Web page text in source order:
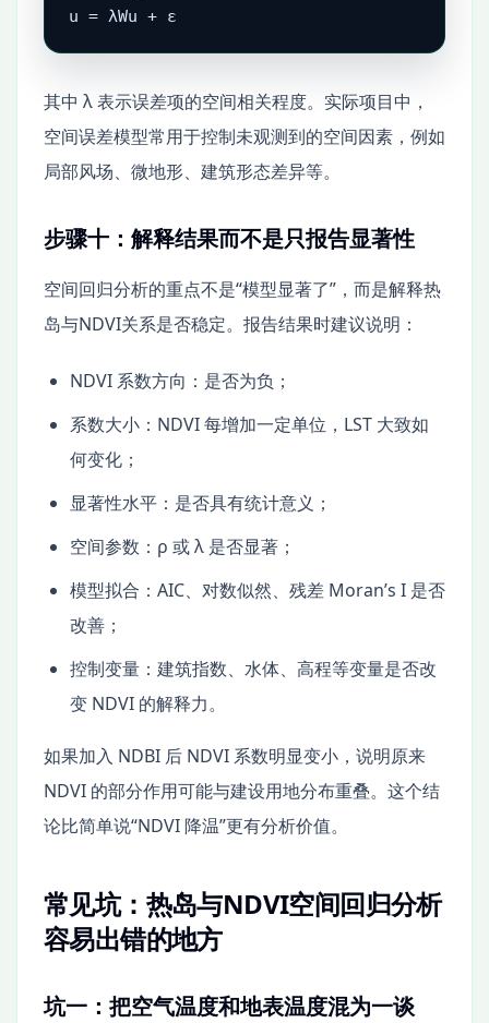
u = λWu + ε
其中 λ 表示误差项的空间相关程度。实际项目中，
空间误差模型常用于控制未观测到的空间因素，例如
局部风场、微地形、建筑形态差异等。
步骤十：解释结果而不是只报告显著性
空间回归分析的重点不是“模型显著了”，而是解释热
岛与NDVI关系是否稳定。报告结果时建议说明：
NDVI 系数方向：是否为负；
系数大小：NDVI 每增加一定单位，LST 大致如
何变化；
显著性水平：是否具有统计意义；
空间参数：ρ 或 λ 是否显著；
模型拟合：AIC、对数似然、残差 Moran’s I 是否
改善；
控制变量：建筑指数、水体、高程等变量是否改
变 NDVI 的解释力。
如果加入 NDBI 后 NDVI 系数明显变小，说明原来
NDVI 的部分作用可能与建设用地分布重叠。这个结
论比简单说“NDVI 降温”更有分析价值。
常见坑：热岛与NDVI空间回归分析
容易出错的地方
坑一：把空气温度和地表温度混为一谈